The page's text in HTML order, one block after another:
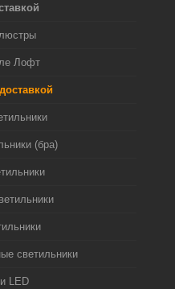
Лофт
(бра)
светильники
LED